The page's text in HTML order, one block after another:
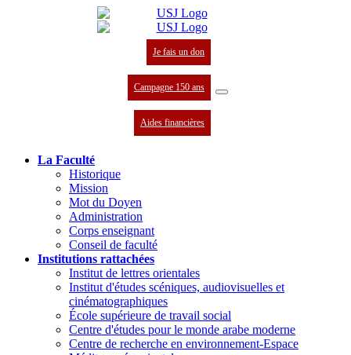
Je fais un don
Campagne 150 ans
Aides financières
La Faculté
Historique
Mission
Mot du Doyen
Administration
Corps enseignant
Conseil de faculté
Institutions rattachées
Institut de lettres orientales
Institut d'études scéniques, audiovisuelles et
cinématographiques
École supérieure de travail social
Centre d'études pour le monde arabe moderne
Centre de recherche en environnement-Espace